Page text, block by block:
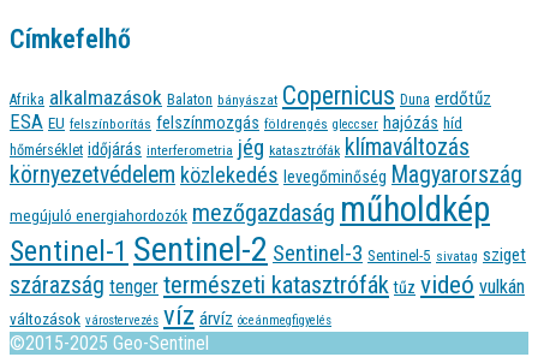
Címkefelhő
Afrika alkalmazások Balaton bányászat Copernicus Duna erdőtűz
ESA EU felszínborítás felszínmozgás földrengés gleccser hajózás híd
hőmérséklet időjárás interferometria jég katasztrófák klímaváltozás
környezetvédelem közlekedés levegőminőség Magyarország
megújuló energiahordozók mezőgazdaság műholdkép
Sentinel-1 Sentinel-2 Sentinel-3 Sentinel-5 sivatag sziget
szárazság tenger természeti katasztrófák tűz videó vulkán
változások várostervezés víz árvíz óceánmegfigyelés
©2015-2025 Geo-Sentinel